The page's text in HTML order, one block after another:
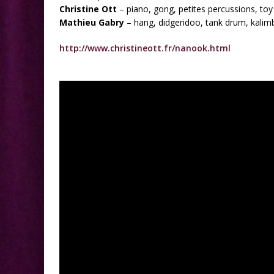
Christine Ott – piano, gong, petites percussions,
Mathieu Gabry – hang, didgeridoo, tank drum,
http://www.christineott.fr/nanook.html